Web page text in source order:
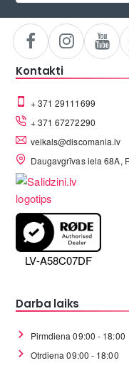
Kontakti
+ 371 29111699
+ 371 67272290
veikals@discomania.lv
Daugavgrīvas iela 68A,
LV-A58C07DF
Darba laiks
Pirmdiena 09:00 - 18:00
Otrdiena 09:00 - 18:00